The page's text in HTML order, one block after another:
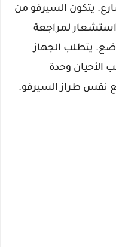
يتكون السيرفو من
لمراجعة
يتطلب الجهاز
الأحيان وحدة
طراز السيرفو.